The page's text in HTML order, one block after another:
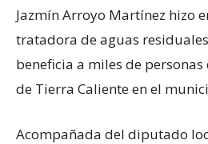
Jazmín Arroyo Martínez hizo
tratadora de aguas
beneficia a miles de personas
de Tierra Caliente en el
Acompañada del diputado